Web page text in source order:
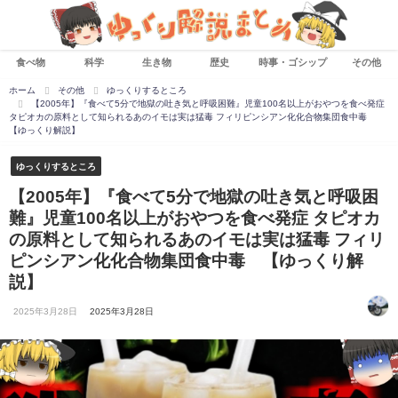
食べ物 科学 生き物 歴史 時事・ゴシップ その他
ホーム その他
ゆっくりするところ
【2005年】『食べて5分で地獄の吐き気と呼吸困難』児童100名以上がおやつを食べ発症
タピオカの原料として知られるあのイモは実は猛毒 フィリピンシアン化化合物集団食中毒
【ゆっくり解説】
ゆっくりするところ
【2005年】『食べて5分で地獄の吐き気と呼吸困
難』児童100名以上がおやつを食べ発症 タピオカ
の原料として知られるあのイモは実は猛毒 フィリ
ピンシアン化化合物集団食中毒 【ゆっくり解
説】
2025年3月28日 2025年3月28日